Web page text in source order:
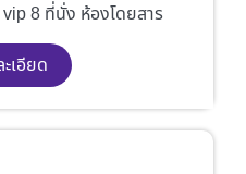
8 ที่นั่ง ห้องโดยสาร
เอียด